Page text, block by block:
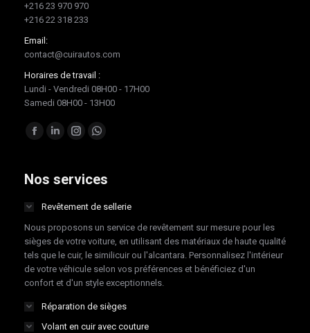
+216 23 970 970
+216 22 318 233
Email:
contact@cuirautos.com
Horaires de travail :
Lundi - Vendredi 08H00 - 17H00
Samedi 08H00 - 13H00
Trouvez nous sur :
Facebook
opens
new
window
LinkedIn
opens
new
window
Instagram
opens
new
window
Whatsapp
opens
new
window
Nos services
Revêtement de sellerie
Nous proposons un service de revêtement sur mesure pour les
sièges de votre voiture, en utilisant des matériaux de haute qualité
tels que le cuir, le similicuir ou l'alcantara. Personnalisez l'intérieur
de votre véhicule selon vos préférences et bénéficiez d'un
confort et d'un style exceptionnels.
Réparation de sièges
Volant en cuir avec couture